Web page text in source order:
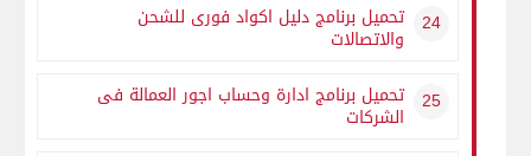
تحميل برنامج دليل اكواد فورى للشحن
والاتصالات
تحميل برنامج ادارة وحساب اجور العمالة فى
الشركات